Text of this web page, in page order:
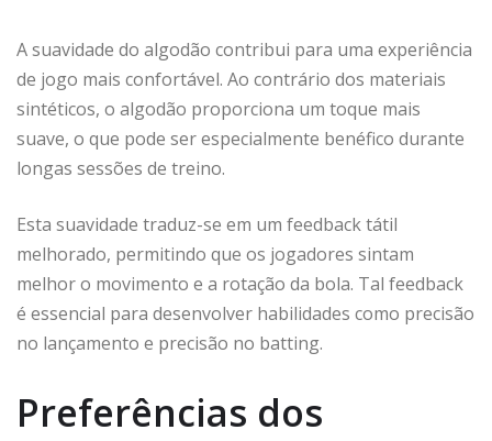
A suavidade do algodão contribui para uma experiência
de jogo mais confortável. Ao contrário dos materiais
sintéticos, o algodão proporciona um toque mais
suave, o que pode ser especialmente benéfico durante
longas sessões de treino.
Esta suavidade traduz-se em um feedback tátil
melhorado, permitindo que os jogadores sintam
melhor o movimento e a rotação da bola. Tal feedback
é essencial para desenvolver habilidades como precisão
no lançamento e precisão no batting.
Preferências dos